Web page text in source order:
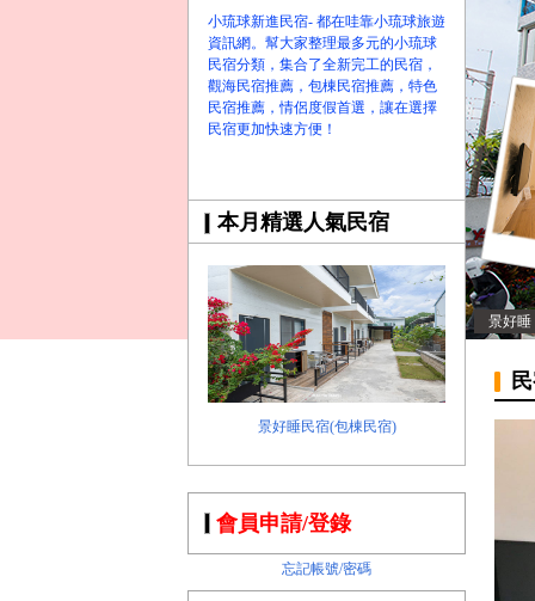
【哇靠小琉球】新版官網熱情開站
【哇靠小琉球粉絲團】即時動態!!
小琉球新進民宿- 都在哇靠小琉球旅遊
資訊網。幫大家整理最多元的小琉球
民宿分類，集合了全新完工的民宿，
觀海民宿推薦，包棟民宿推薦，特色
民宿推薦，情侶度假首選，讓在選擇
民宿更加快速方便！
本月精選人氣民宿
景好睡民宿(包棟民宿)
景好睡
會員申請/登錄
忘記帳號/密碼